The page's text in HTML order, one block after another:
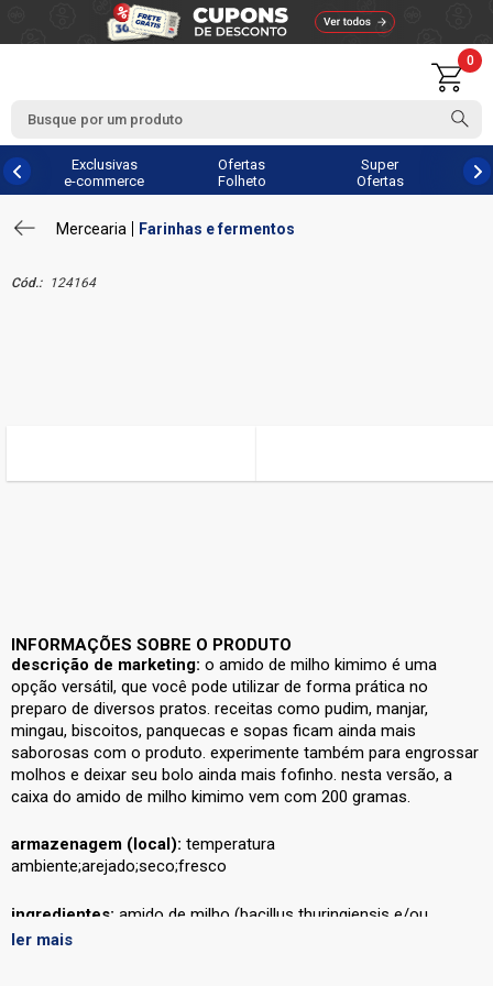
0
Exclusivas
e-commerce
Ofertas
Folheto
Super
Ofertas
Mercearia Farinhas e fermentos
Cód.: 124164
INFORMAÇÕES SOBRE O PRODUTO
descrição de marketing: o amido de milho kimimo é uma
opção versátil, que você pode utilizar de forma prática no
preparo de diversos pratos. receitas como pudim, manjar,
mingau, biscoitos, panquecas e sopas ficam ainda mais
saborosas com o produto. experimente também para engrossar
molhos e deixar seu bolo ainda mais fofinho. nesta versão, a
caixa do amido de milho kimimo vem com 200 gramas.
armazenagem (local): temperatura
ambiente;arejado;seco;fresco
ingredientes: amido de milho (bacillus thuringiensis e/ou
streptomyces viridochromogenes e/ou agrobacterium
ler mais